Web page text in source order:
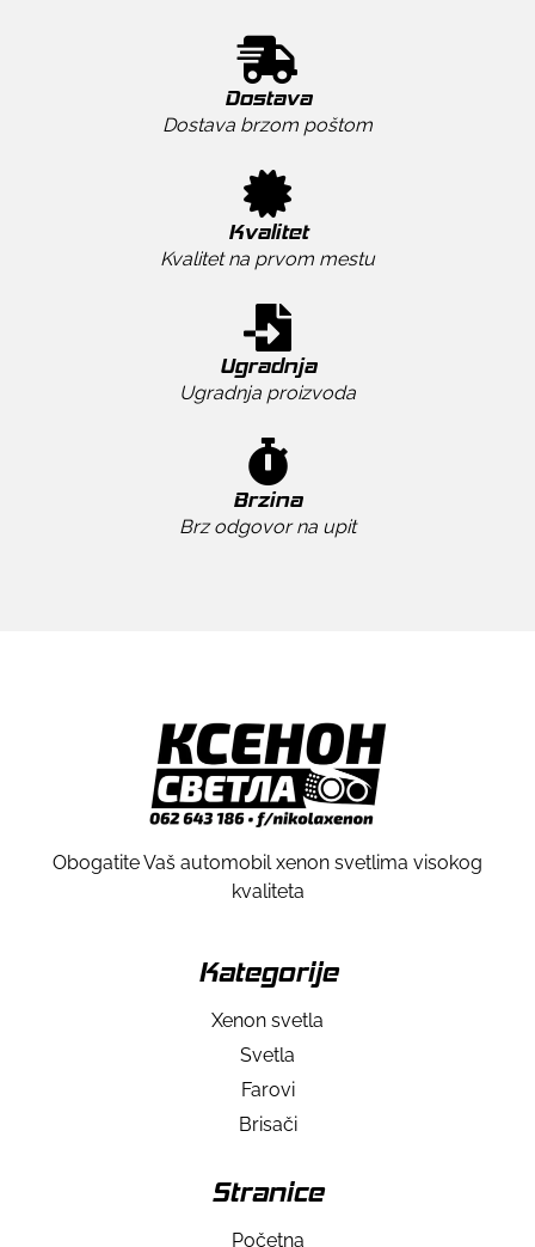
Dostava
Dostava brzom poštom
Kvalitet
Kvalitet na prvom mestu
Ugradnja
Ugradnja proizvoda
Brzina
Brz odgovor na upit
Obogatite Vaš automobil xenon svetlima visokog
kvaliteta
Kategorije
Xenon svetla
Svetla
Farovi
Brisači
Stranice
Početna